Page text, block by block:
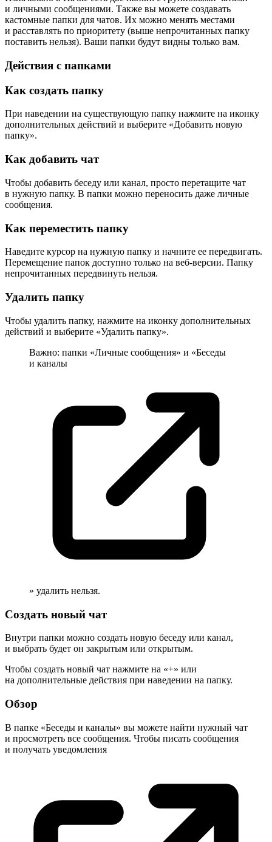
и личными сообщениями. Также вы можете создавать
кастомные папки для чатов. Их можно менять местами
и расставлять по приоритету (выше непрочитанных папку
поставить нельзя). Ваши папки будут видны только вам.
Действия с папками
Как создать папку
При наведении на существующую папку нажмите на иконку
дополнительных действий и выберите «Добавить новую
папку».
Как добавить чат
Чтобы добавить беседу или канал, просто перетащите чат
в нужную папку. В папки можно переносить даже личные
сообщения.
Как переместить папку
Наведите курсор на нужную папку и начните ее передвигать.
Перемещение папок доступно только на веб-версии. Папку
непрочитанных передвинуть нельзя.
Удалить папку
Чтобы удалить папку, нажмите на иконку дополнительных
действий и выберите «Удалить папку».
Важно: папки «Личные сообщения» и «Беседы
и каналы
» удалить нельзя.
Создать новый чат
Внутри папки можно создать новую беседу или канал,
и выбрать будет он закрытым или открытым.
Чтобы создать новый чат нажмите на «+» или
на дополнительные действия при наведении на папку.
Обзор
В папке «Беседы и каналы» вы можете найти нужный чат
и просмотреть все сообщения. Чтобы писать сообщения
и получать уведомления